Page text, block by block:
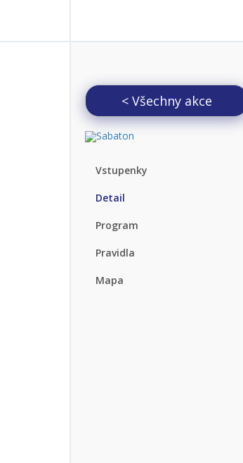
< Všechny akce
Vstupenky
Detail
Program
Pravidla
Mapa